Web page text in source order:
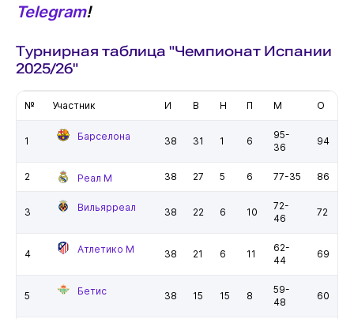
Telegram!
Турнирная таблица "Чемпионат Испании
2025/26"
№ Участник И В Н П М О
1 Барселона 38 31 1 6
95-
36
94
2 Реал М 38 27 5 6 77-35 86
3 Вильярреал 38 22 6 10
72-
46
72
4 Атлетико М 38 21 6 11
62-
44
69
5 Бетис 38 15 15 8
59-
48
60